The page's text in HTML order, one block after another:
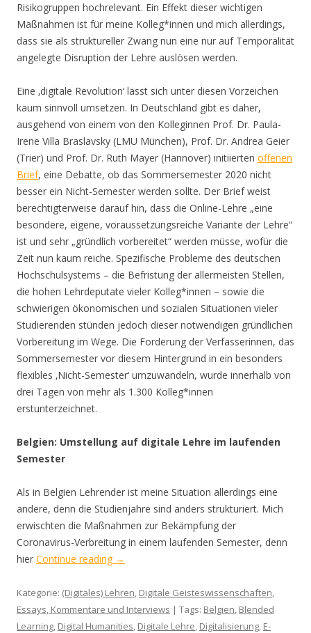
Risikogruppen hochrelevant. Ein Effekt dieser wichtigen
Maßnahmen ist für meine Kolleg*innen und mich allerdings,
dass sie als struktureller Zwang nun eine nur auf Temporalität
angelegte Disruption der Lehre auslösen werden.
Eine ‚digitale Revolution‘ lässt sich unter diesen Vorzeichen
kaum sinnvoll umsetzen. In Deutschland gibt es daher,
ausgehend von einem von den Kolleginnen Prof. Dr. Paula-
Irene Villa Braslavsky (LMU München), Prof. Dr. Andrea Geier
(Trier) und Prof. Dr. Ruth Mayer (Hannover) initiierten offenen
Brief, eine Debatte, ob das Sommersemester 2020 nicht
besser ein Nicht-Semester werden sollte. Der Brief weist
berechtigterweise darauf hin, dass die Online-Lehre „eine
besondere, eigene, voraussetzungsreiche Variante der Lehre“
ist und sehr „gründlich vorbereitet“ werden müsse, wofür die
Zeit nun kaum reiche. Spezifische Probleme des deutschen
Hochschulsystems – die Befristung der allermeisten Stellen,
die hohen Lehrdeputate vieler Kolleg*innen – sowie die
schwierigen ökonomischen und sozialen Situationen vieler
Studierenden stünden jedoch dieser notwendigen gründlichen
Vorbereitung im Wege. Die Forderung der Verfasserinnen, das
Sommersemester vor diesem Hintergrund in ein besonders
flexibles ‚Nicht-Semester‘ umzuwandeln, wurde innerhalb von
drei Tagen von mehr als 1.300 Kolleg*innen
erstunterzeichnet.
Belgien: Umstellung auf digitale Lehre im laufenden
Semester
Als in Belgien Lehrender ist meine Situation allerdings eine
andere, denn die Studienjahre sind anders strukturiert. Mich
erwischten die Maßnahmen zur Bekämpfung der
Coronavirus-Verbreitung in einem laufenden Semester, denn
hier Continue reading →
Kategorie: (Digitales) Lehren, Digitale Geisteswissenschaften,
Essays, Kommentare und Interviews | Tags: Belgien, Blended
Learning, Digital Humanities, Digitale Lehre, Digitalisierung, E-